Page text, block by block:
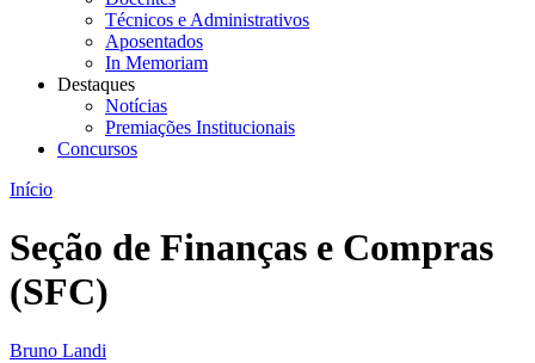
Técnicos e Administrativos
Aposentados
In Memoriam
Destaques
Notícias
Premiações Institucionais
Concursos
Início
Seção de Finanças e Compras
(SFC)
Bruno Landi